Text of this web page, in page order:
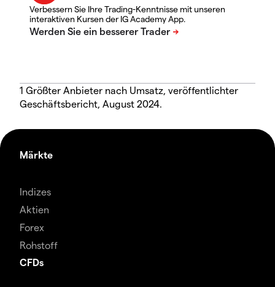
Verbessern Sie Ihre Trading-Kenntnisse mit unseren
interaktiven Kursen der IG Academy App.
1 Größter Anbieter nach Umsatz, veröffentlichter
Geschäftsbericht, August 2024.
Märkte
Indizes
Aktien
Forex
Rohstoff
CFDs